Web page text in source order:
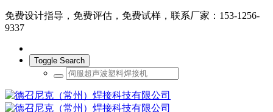
免费设计指导，免费评估，免费试样，联系厂家：153-1256-
9337
Toggle Search